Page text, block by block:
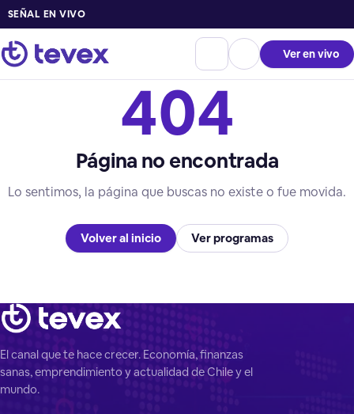
SEÑAL EN VIVO
Ver en vivo
404
Página no encontrada
Lo sentimos, la página que buscas no existe o fue movida.
Volver al inicio Ver programas
El canal que te hace crecer. Economía, finanzas
sanas, emprendimiento y actualidad de Chile y el
mundo.